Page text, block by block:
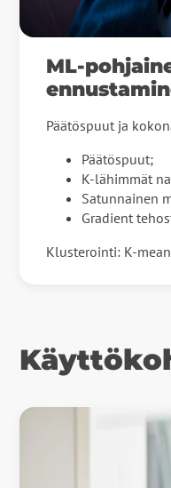
ML-
Päätöspuut ja
Päätöspuut;
К-lähimmät
Satunnainen
Gradient
Klusterointi: K-